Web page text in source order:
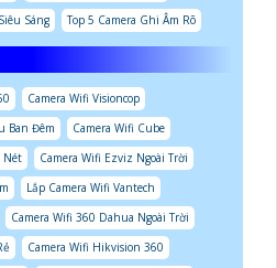
Sáng
Top 5 Camera Ghi Âm Rõ
Camera Wifi Visioncop
Ban Đêm
Camera Wifi Cube
Nét
Camera Wifi Ezviz Ngoài Trời
Lắp Camera Wifi Vantech
Camera Wifi 360 Dahua Ngoài Trời
Camera Wifi Hikvision 360